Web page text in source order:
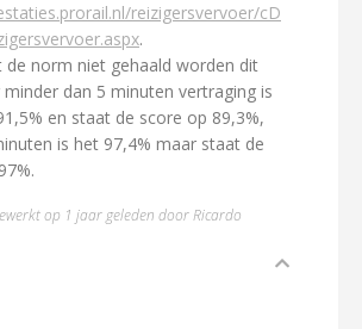
reizigersvervoer/cD
.
de norm niet gehaald worden dit
dan 5 minuten vertraging is
en staat de score op 89,3%,
is het 97,4% maar staat de
op 1 jaar geleden door Ricardo